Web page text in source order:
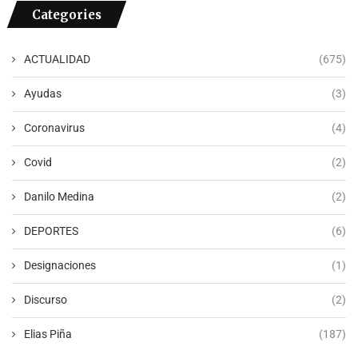
Categories
ACTUALIDAD (675)
Ayudas (3)
Coronavirus (4)
Covid (2)
Danilo Medina (2)
DEPORTES (6)
Designaciones (1)
Discurso (2)
Elias Piña (187)